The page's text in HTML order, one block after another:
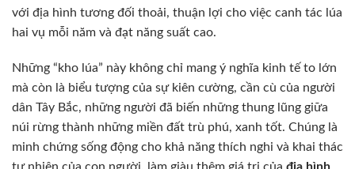
với địa hình tương đối thoải, thuận lợi cho việc canh tác lúa
hai vụ mỗi năm và đạt năng suất cao.
Những “kho lúa” này không chỉ mang ý nghĩa kinh tế to lớn
mà còn là biểu tượng của sự kiên cường, cần cù của người
dân Tây Bắc, những người đã biến những thung lũng giữa
núi rừng thành những miền đất trù phú, xanh tốt. Chúng là
minh chứng sống động cho khả năng thích nghi và khai thác